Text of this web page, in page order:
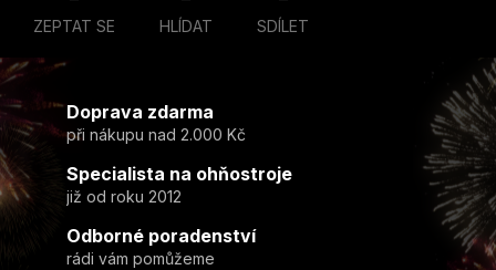
ZEPTAT SE HLÍDAT SDÍLET
Doprava zdarma
při nákupu nad 2.000 Kč
Specialista na ohňostroje
již od roku 2012
Odborné poradenství
rádi vám pomůžeme